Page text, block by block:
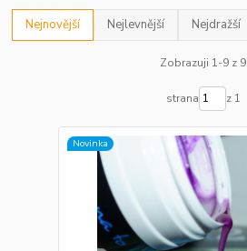
Nejnovější Nejlevnější Nejdražší
Zobrazuji 1-9 z 9
strana z 1
Novinka